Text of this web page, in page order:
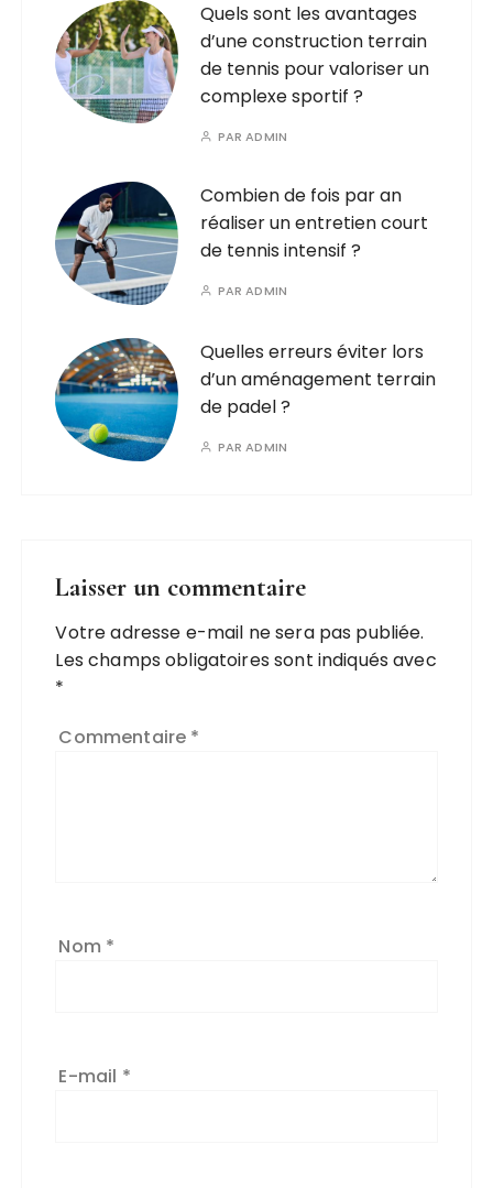
Quels sont les avantages
d’une construction terrain
de tennis pour valoriser un
complexe sportif ?
PARADMIN
Combien de fois par an
réaliser un entretien court
de tennis intensif ?
PARADMIN
Quelles erreurs éviter lors
d’un aménagement terrain
de padel ?
PARADMIN
Laisser un commentaire
Votre adresse e-mail ne sera pas publiée.
Les champs obligatoires sont indiqués avec
*
Commentaire *
Nom *
E-mail *